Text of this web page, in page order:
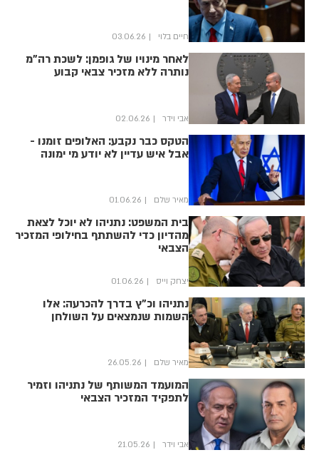
חיים בלוי 03.06.26
לאחר מינויו של גופמן: לשכת רה"מ
נותרה ללא מזכיר צבאי קבוע
אבי וידר 02.06.26
הטקס כבר נקבע: האלופים זומנו -
אבל איש עדיין לא יודע מי ימונה
מאיר שלם 01.06.26
בית המשפט: נתניהו לא יוכל לצאת
מהדיון כדי להשתתף בחילופי המזכיר
הצבאי
יצחק וייס 01.06.26
נתניהו וכ"ץ בדרך להכרעה: אלו
השמות שנמצאים על השולחן
מאיר שלם 26.05.26
המועמד המשותף של נתניהו וזמיר
לתפקיד המזכיר הצבאי
אבי וידר 21.05.26